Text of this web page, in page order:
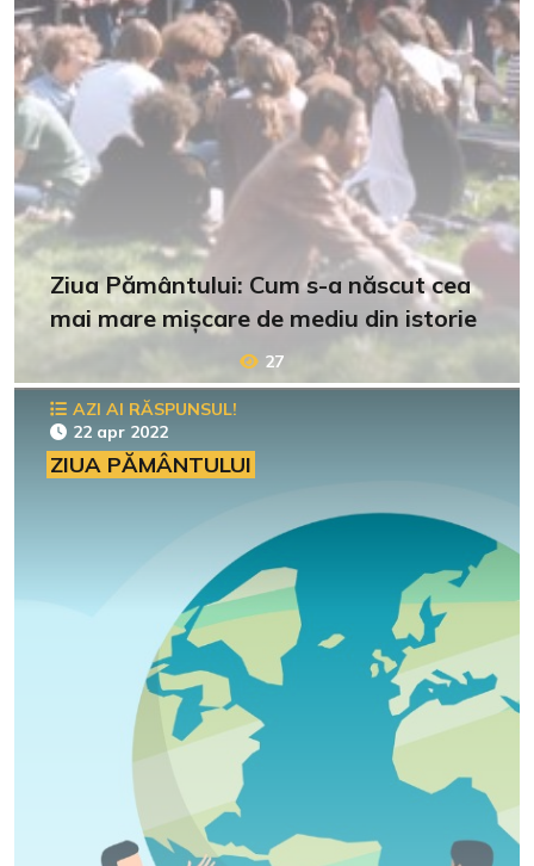
Ziua Pământului: Cum s-a născut cea
mai mare mișcare de mediu din istorie
27
AZI AI RĂSPUNSUL!
22 apr 2022
ZIUA PĂMÂNTULUI